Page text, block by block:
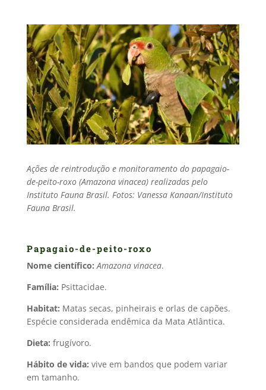
Ações de reintrodução e monitoramento do papagaio-
de-peito-roxo (Amazona vinacea) realizadas pelo
Instituto Fauna Brasil. Fotos: Vanessa Kanaan/Instituto
Fauna Brasil.
Papagaio-de-peito-roxo
Nome científico: Amazona vinacea.
Família: Psittacidae.
Habitat: Matas secas, pinheirais e orlas de capões.
Espécie considerada endêmica da Mata Atlântica.
Dieta: frugívoro.
Hábito de vida: vive em bandos que podem variar
em tamanho.